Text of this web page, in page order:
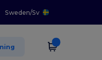
Sweden/Sv